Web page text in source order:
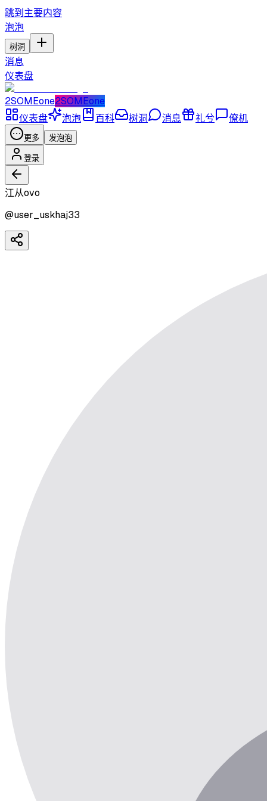
跳到主要内容
泡泡
树洞
消息
仪表盘
2SOMEone2SOMEone
仪表盘
泡泡 百科 树洞 消息 礼兮 僚机
更多 发泡泡
登录
江从ovo
@user_uskhaj33